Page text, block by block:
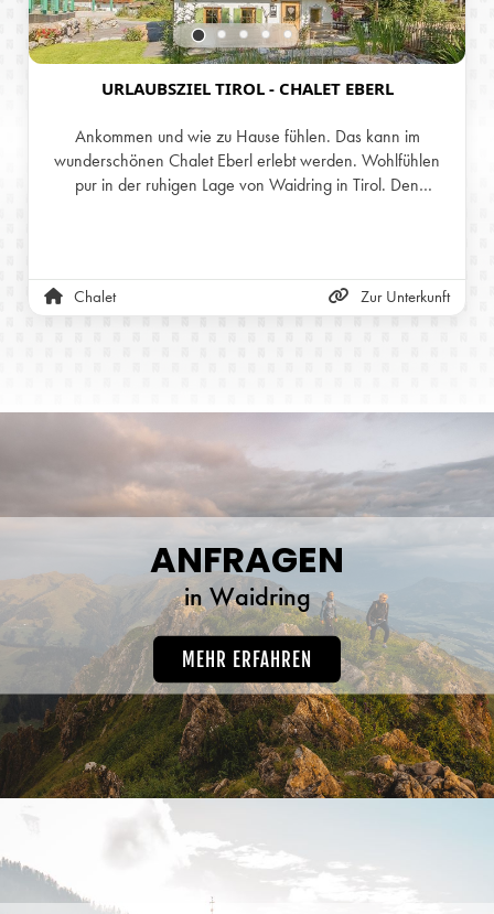
URLAUBSZIEL TIROL - CHALET EBERL
Ankommen und wie zu Hause fühlen. Das kann im
wunderschönen Chalet Eberl erlebt werden. Wohlfühlen
pur in der ruhigen Lage von Waidring in Tirol. Den
Chalet Zur Unterkunft
ANFRAGEN
in Waidring
MEHR ERFAHREN